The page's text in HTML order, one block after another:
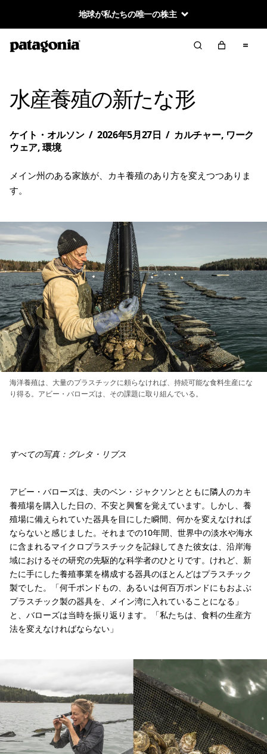
地球が私たちの唯一の株主
水産養殖の新たな形
ケイト・オルソン / 2026年5月27日 / カルチャー, ワーク
ウェア,環境
メイン州のある家族が、カキ養殖のあり方を変えつつありま
す。
海洋養殖は、大量のプラスチックに頼らなければ、持続可能な食料生産にな
り得る。アビー・バローズは、その課題に取り組んでいる。
すべての写真：グレタ・リブス
アビー・バローズは、夫のベン・ジャクソンとともに隣人のカキ
養殖場を購入した日の、不安と興奮を覚えています。しかし、養
殖場に備えられていた器具を目にした瞬間、何かを変えなければ
ならないと感じました。それまでの10年間、世界中の淡水や海水
に含まれるマイクロプラスチックを記録してきた彼女は、沿岸海
域におけるその研究の先駆的な科学者のひとりです。けれど、新
たに手にした養殖事業を構成する器具のほとんどはプラスチック
製でした。「何千ポンドもの、あるいは何百万ポンドにもおよぶ
プラスチック製の器具を、メイン湾に入れていることになる」
と、バローズは当時を振り返ります。「私たちは、食料の生産方
法を変えなければならない」